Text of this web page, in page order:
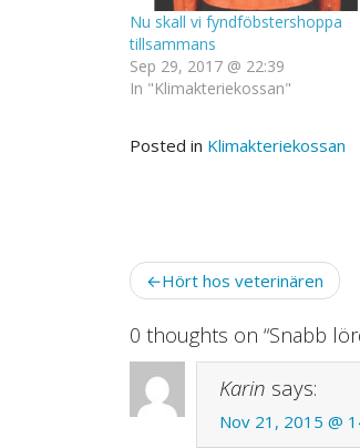
Nu skall vi fyndföbstershoppa
tillsammans
Sep 29, 2017 @ 22:39
In "Klimakteriekossan"
Posted in Klimakteriekossan
Post
navigation
Hört hos veterinären
0 thoughts on “Snabb
Karin says:
Nov 21, 2015 @